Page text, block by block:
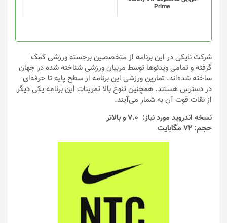
Prime
شرکت نایکی در این برنامه از متخصصین برجسته ورزشی کمک
گرفته و تمامی ویدئوها توسط مربیان ورزشی شناخته شده در جهان
ساخته شده‌‌اند. تمارین ورزشی این برنامه از سطح پایه تا حرفه‌ای
در دسترس هستند. همچنین تنوع بالا تمرینات این برنامه یکی دیگر
از نقات قوت آن به شمار می‌آیند.
نسخه اندروید مورد نیاز: 7.0 و بالاتر
حجم: 72 مگابایت